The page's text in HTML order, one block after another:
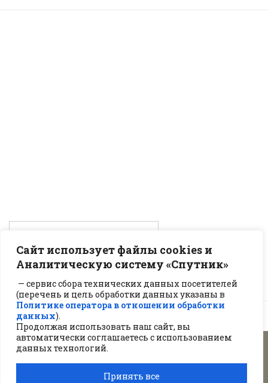
Сайт использует файлы cookies и
Аналитическую систему «Спутник»
— сервис сбора технических данных посетителей
(перечень и цель обработки данных указаны в
Политике оператора в отношении обработки
данных).
Продолжая использовать наш сайт, вы
автоматически соглашаетесь с использованием
данных технологий.
Принять все
2026 © Сайт под управлениемЦОП "ЮРИС"